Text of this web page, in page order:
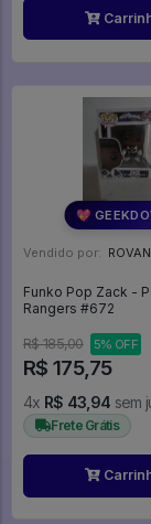
💖
Vendido por:
Funko Pop Zack -
Rangers #672
R$ 185,00 5% OFF
R$ 175,75
4x R$ 43,94 sem
Frete Grátis